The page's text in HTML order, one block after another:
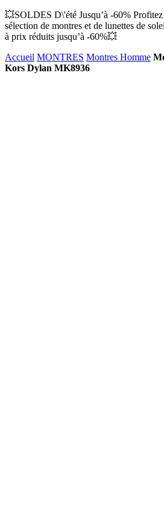
💥SOLDES D\'été Jusqu’à -60% Profitez
sélection de montres et de lunettes de
à prix réduits jusqu’à -60%💥
Accueil MONTRES Montres Homme
Kors Dylan MK8936